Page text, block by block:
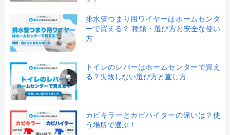
排水管つまり用ワイヤーはホームセンタ
ーで買える？ 種類・選び方と安全な使い
方
トイレのレバーはホームセンターで買え
る？失敗しない選び方と直し方
カビキラーとカビハイターの違いは？使
う場所で選ぶ！